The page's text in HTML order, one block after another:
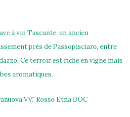
à vin Tascante, un ancien
près de Passopisciaro, entre
Ce terroir est riche en vigne mais
aromatiques.
V.V." Rosso Etna DOC